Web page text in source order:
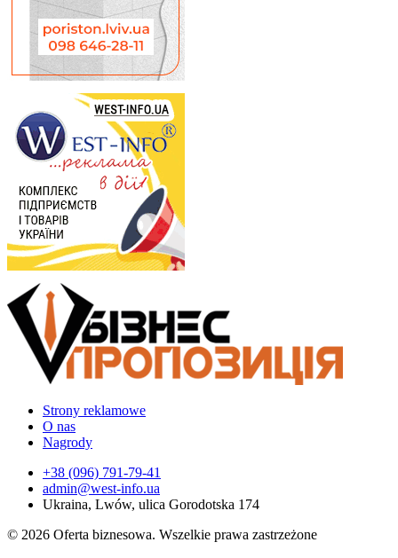
Strony reklamowe
O nas
Nagrody
+38 (096) 791-79-41
admin@west-info.ua
Ukraina, Lwów, ulica Gorodotska 174
© 2026 Oferta biznesowa. Wszelkie prawa zastrzeżone